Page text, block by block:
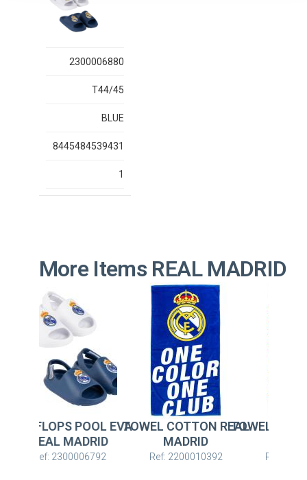
2300006880
T44/45
BLUE
8445484539431
1
More Items REAL MADRID
POOL EVA
MADRID
2300006792
TOWEL COTTON REAL
Ref: 2200010392
TOWEL POLYESTER
Ref: 2200010607